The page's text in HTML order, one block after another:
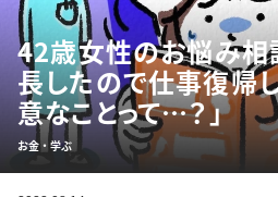
42歳女性のお悩み相
長したので仕事復帰
意なことって…？」
お金・学ぶ